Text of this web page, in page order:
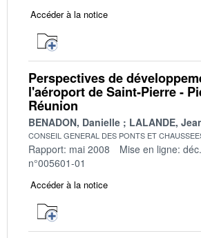
Accéder à la notice
Perspectives de
l'aéroport de Saint-Pierre -
Réunion
BENADON, Danielle LALANDE,
CONSEIL GENERAL DES PONTS ET
Rapport: mai 2008 Mise en ligne:
n°005601-01
Accéder à la notice